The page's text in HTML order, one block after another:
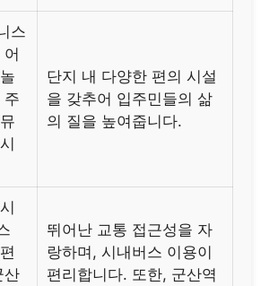
스
주
단지 내 다양한 편의 시설
을 갖추어 입주민들의 삶
의 질을 높여줍니다.
산
뛰어난 교통 접근성을 자
랑하며, 시내버스 이용이
편리합니다. 또한, 군산역